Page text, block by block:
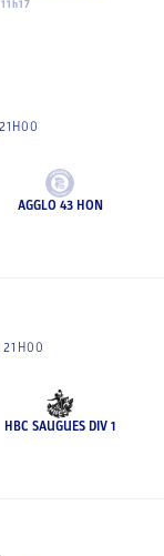
AGGLO 43 HON
HBC SAUGUES DIV 1